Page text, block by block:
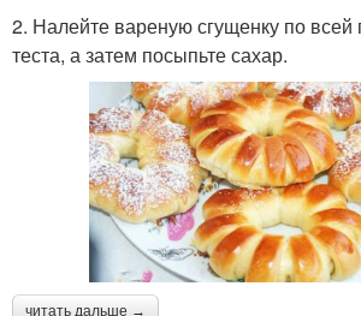
2. Налейте вареную сгущенку по всей
теста, а затем посыпьте сахар.
читать дальше →